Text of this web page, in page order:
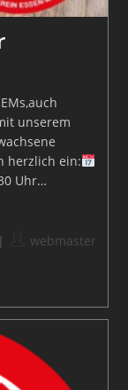
unserem
herzlich ein:
Uhr…
Beitrags-
webmaster